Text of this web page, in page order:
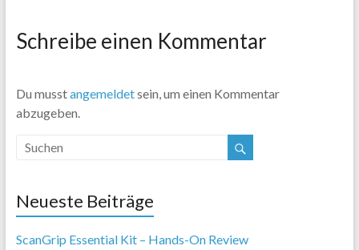
Schreibe einen Kommentar
Du musstangemeldetsein, um einen Kommentar
abzugeben.
Neueste Beiträge
ScanGrip Essential Kit – Hands-On Review